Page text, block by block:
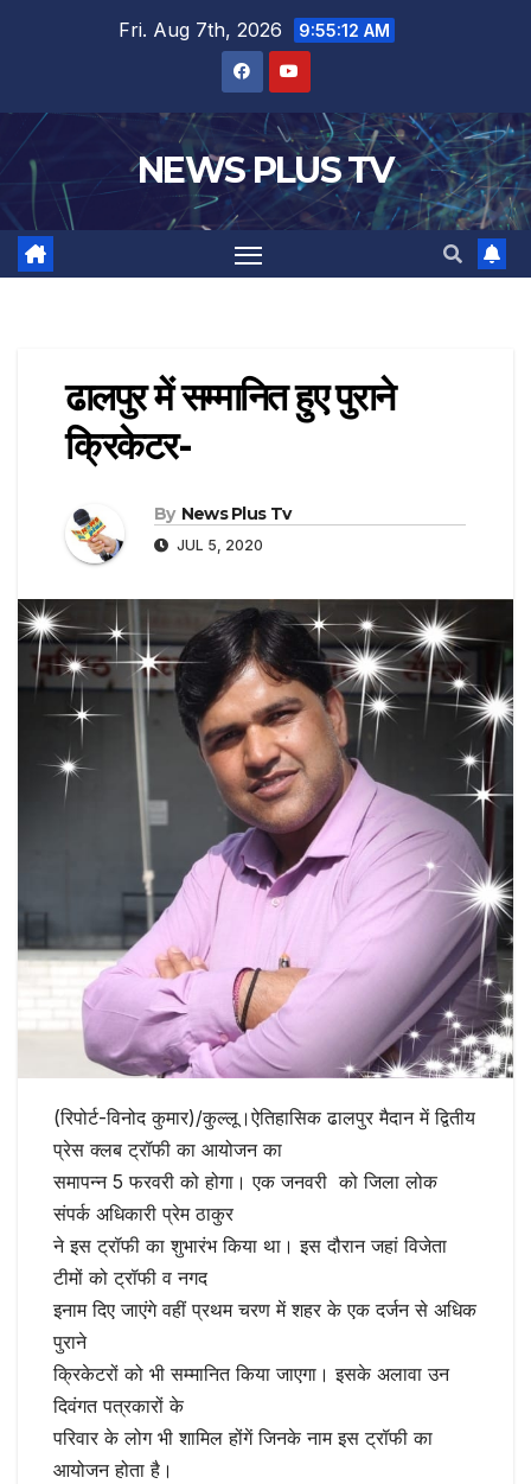
Fri. Aug 7th, 2026 9:55:13 AM
NEWS PLUS TV
ढालपुर में सम्मानित हुए पुराने
क्रिकेटर-
By News Plus Tv
JUL 5, 2020
(रिपोर्ट-विनोद कुमार)/कुल्लू।ऐतिहासिक ढालपुर मैदान में द्वितीय
प्रेस क्लब ट्रॉफी का आयोजन का
समापन्न 5 फरवरी को होगा। एक जनवरी को जिला लोक
संपर्क अधिकारी प्रेम ठाकुर
ने इस ट्रॉफी का शुभारंभ किया था। इस दौरान जहां विजेता
टीमों को ट्रॉफी व नगद
इनाम दिए जाएंगे वहीं प्रथम चरण में शहर के एक दर्जन से अधिक
पुराने
क्रिकेटरों को भी सम्मानित किया जाएगा। इसके अलावा उन
दिवंगत पत्रकारों के
परिवार के लोग भी शामिल होंगें जिनके नाम इस ट्रॉफी का
आयोजन होता है।